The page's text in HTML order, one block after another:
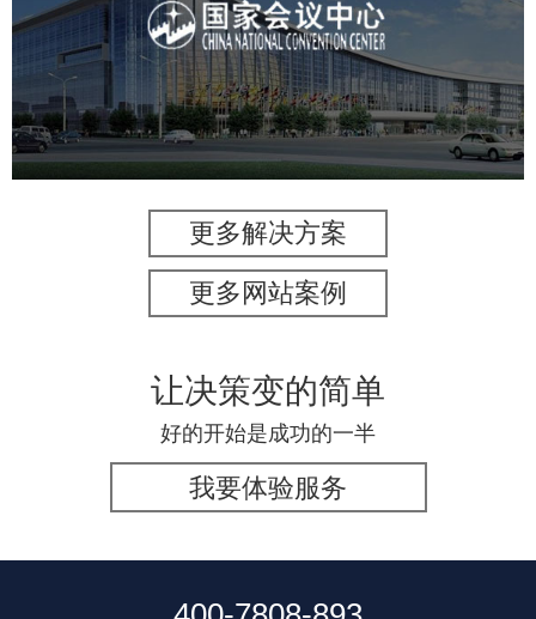
专业服务 网站建设 网站设计
更多解决方案
更多网站案例
让决策变的简单
好的开始是成功的一半
我要体验服务